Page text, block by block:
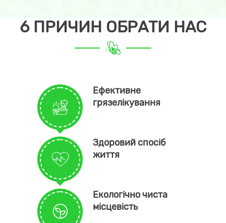
6 ПРИЧИН ОБРАТИ НАС
Ефективне
грязелікування
Здоровий спосіб
життя
Екологічно чиста
місцевість